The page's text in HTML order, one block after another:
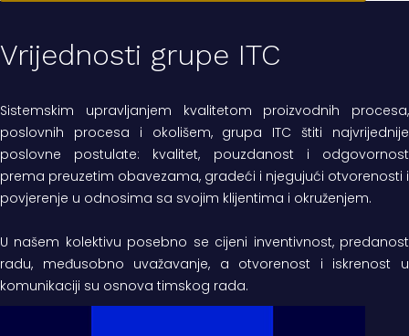
Vrijednosti grupe ITC
Sistemskim upravljanjem kvalitetom proizvodnih procesa,
poslovnih procesa i okolišem, grupa ITC štiti najvrijednije
poslovne postulate: kvalitet, pouzdanost i odgovornost
prema preuzetim obavezama, gradeći i njegujući otvorenosti i
povjerenje u odnosima sa svojim klijentima i okruženjem.
U našem kolektivu posebno se cijeni inventivnost, predanost
radu, međusobno uvažavanje, a otvorenost i iskrenost u
komunikaciji su osnova timskog rada.